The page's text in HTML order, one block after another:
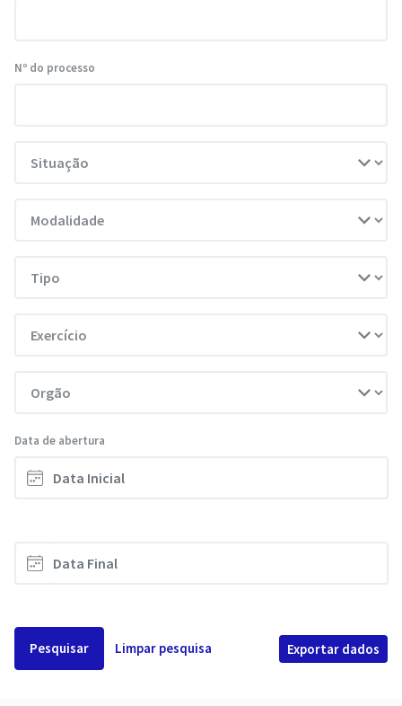
Nº do processo
Data de abertura
Pesquisar Limpar pesquisa Exportar dados